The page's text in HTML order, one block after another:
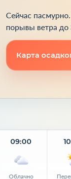
Сейчас
порывы ветра до
Карта
09:00
Облачно